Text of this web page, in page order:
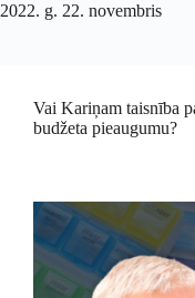
2022. g. 22. novembris
Vai Kariņam taisnība
budžeta pieaugumu?